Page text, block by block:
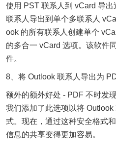
使用 PST 联系人到 vCard 导
联系人导出到单个多联系人
ook 的所有联系人创建单个
的多合一 vCard 选项。该软件
件。
8、将 Outlook 联系人导出为
额外的额外好处 - PDF 不时发
我们添加了此选项以将
式。现在，通过这种安全格式
信息的共享变得更加容易。